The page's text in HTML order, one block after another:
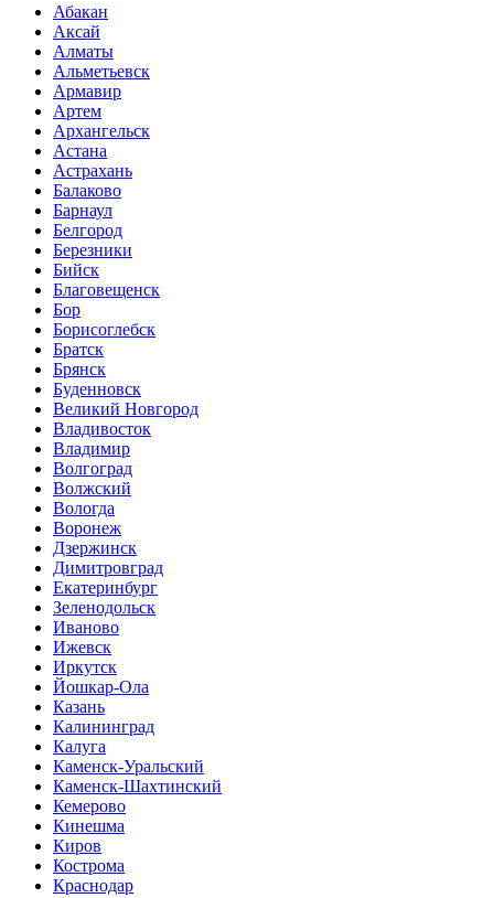
Абакан
Аксай
Алматы
Альметьевск
Армавир
Артем
Архангельск
Астана
Астрахань
Балаково
Барнаул
Белгород
Березники
Бийск
Благовещенск
Бор
Борисоглебск
Братск
Брянск
Буденновск
Великий Новгород
Владивосток
Владимир
Волгоград
Волжский
Вологда
Воронеж
Дзержинск
Димитровград
Екатеринбург
Зеленодольск
Иваново
Ижевск
Иркутск
Йошкар-Ола
Казань
Калининград
Калуга
Каменск-Уральский
Каменск-Шахтинский
Кемерово
Кинешма
Киров
Кострома
Краснодар